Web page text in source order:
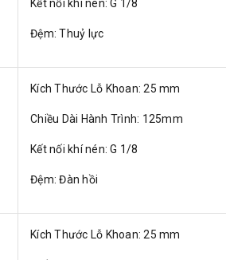
Kết nối khí nén: G 1/8
Đệm: Thuỷ lực
Kích Thước Lỗ Khoan: 25 mm
Chiều Dài Hành Trình: 125mm
Kết nối khí nén: G 1/8
Đệm: Đàn hồi
Kích Thước Lỗ Khoan: 25 mm